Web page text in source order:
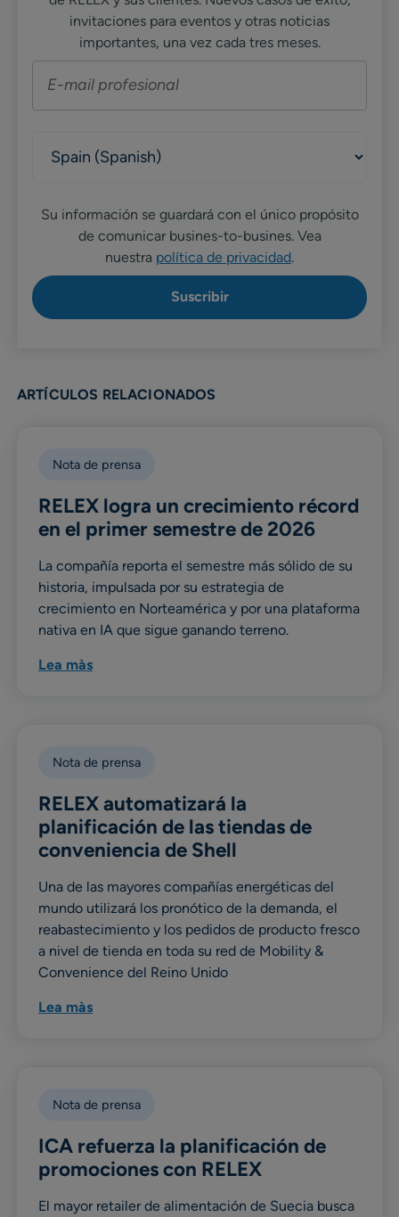
invitaciones para eventos y otras noticias
importantes, una vez cada tres meses.
Su información se guardará con el único propósito
de comunicar busines-to-busines. Vea
nuestra política de privacidad.
ARTÍCULOS RELACIONADOS
Nota de prensa
RELEX logra un crecimiento récord
en el primer semestre de 2026
La compañía reporta el semestre más sólido de su
historia, impulsada por su estrategia de
crecimiento en Norteamérica y por una plataforma
nativa en IA que sigue ganando terreno.
Lea màs
Nota de prensa
RELEX automatizará la
planificación de las tiendas de
conveniencia de Shell
Una de las mayores compañías energéticas del
mundo utilizará los pronótico de la demanda, el
reabastecimiento y los pedidos de producto fresco
a nivel de tienda en toda su red de Mobility &
Convenience del Reino Unido
Lea màs
Nota de prensa
ICA refuerza la planificación de
promociones con RELEX
El mayor retailer de alimentación de Suecia busca